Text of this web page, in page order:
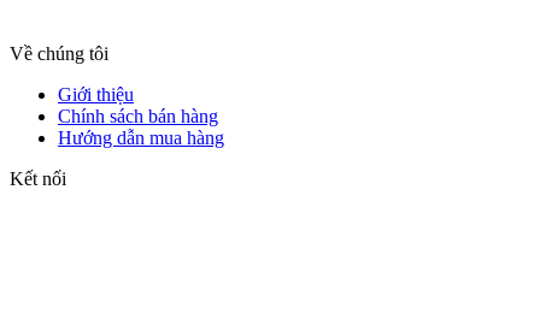
Về chúng tôi
Giới thiệu
Chính sách bán hàng
Hướng dẫn mua hàng
Kết nối